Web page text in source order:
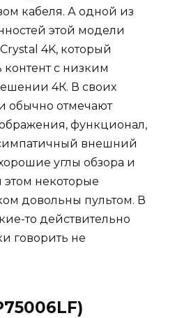
кабеля. А одной из
этой модели
4K, который
контент с низким
4К. В своих
обычно отмечают
функционал,
внешний
углы обзора и
некоторые
довольны пультом. В
то действительно
говорить не